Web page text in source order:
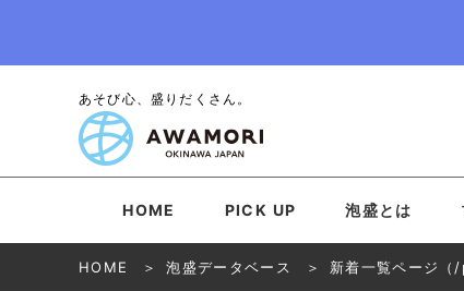
あそび心、盛りだくさん。
HOME PICK UP 泡盛とは
HOME 泡盛データベース 新着一覧ページ（